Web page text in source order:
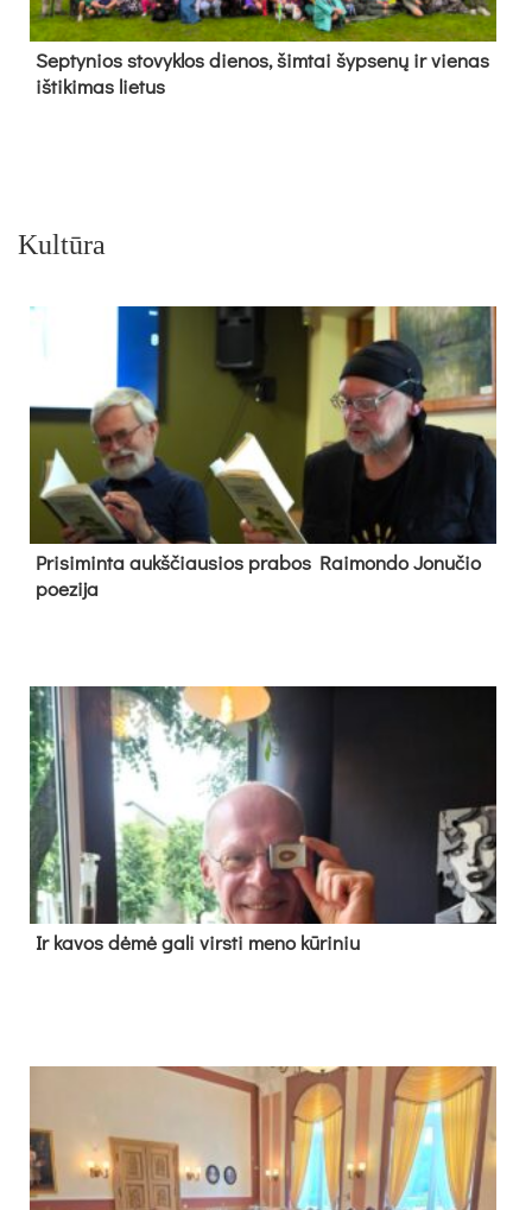
Sep­ty­nios sto­vyk­los die­nos, šim­tai šyp­se­nų ir vie­nas
iš­ti­ki­mas lie­tus
Kultūra
Pri­si­min­ta aukš­čiau­sios pra­bos Rai­mon­do Jo­nu­čio
poe­zi­ja
Ir ka­vos dė­mė ga­li virs­ti me­no kū­ri­niu